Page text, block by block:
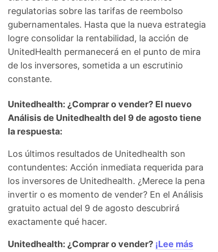
regulatorias sobre las tarifas de reembolso
gubernamentales. Hasta que la nueva estrategia
logre consolidar la rentabilidad, la acción de
UnitedHealth permanecerá en el punto de mira
de los inversores, sometida a un escrutinio
constante.
Unitedhealth: ¿Comprar o vender? El nuevo
Análisis de Unitedhealth del 9 de agosto tiene
la respuesta:
Los últimos resultados de Unitedhealth son
contundentes: Acción inmediata requerida para
los inversores de Unitedhealth. ¿Merece la pena
invertir o es momento de vender? En el Análisis
gratuito actual del 9 de agosto descubrirá
exactamente qué hacer.
Unitedhealth: ¿Comprar o vender? ¡Lee más